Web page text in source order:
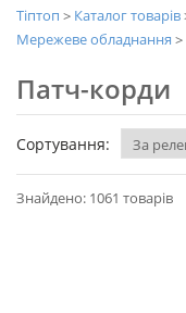
Тіптоп Каталог товарів
Мережеве обладнання
Патч-корди
Сортування:
Знайдено: 1061 товарів